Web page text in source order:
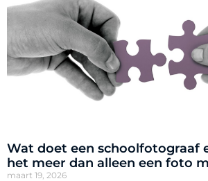
Wat doet een schoolfotograaf
het meer dan alleen een foto
maart 19, 2026